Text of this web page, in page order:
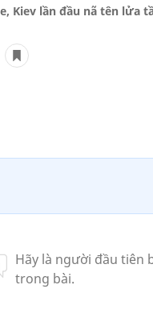
Kiev lần đầu nã tên lửa